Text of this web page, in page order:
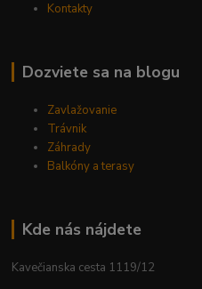
Kontakty
Dozviete sa na blogu
Zavlažovanie
Trávnik
Záhrady
Balkóny a terasy
Kde nás nájdete
Kavečianska cesta 1119/12